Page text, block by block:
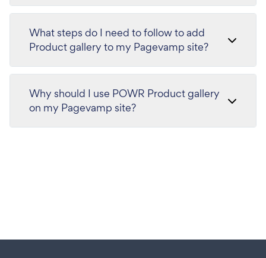
What steps do I need to follow to add
Product gallery to my Pagevamp site?
Why should I use POWR Product gallery
on my Pagevamp site?